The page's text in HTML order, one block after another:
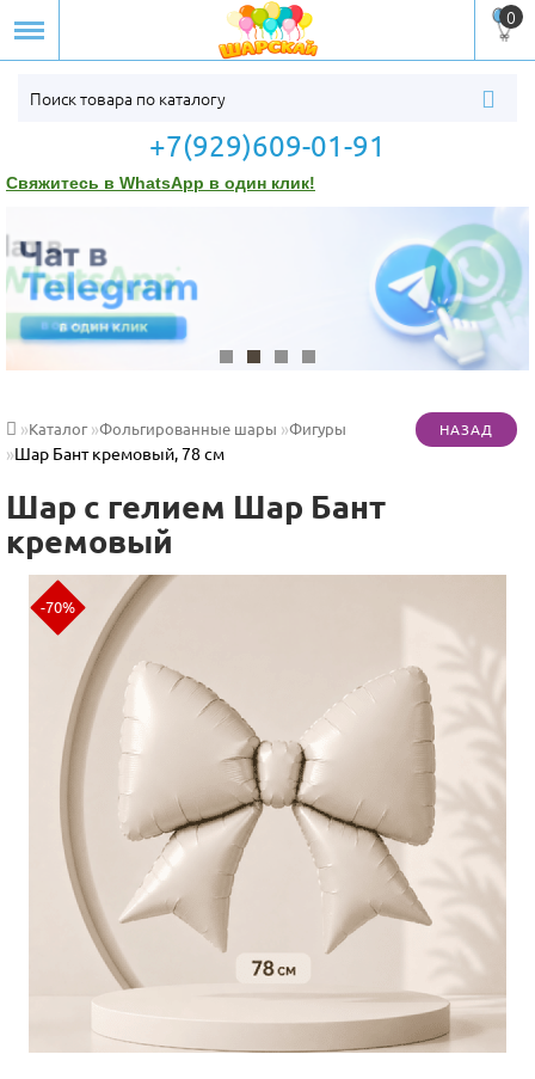
0
+7(929)609-01-91
Свяжитесь в WhatsApp в один клик!
Каталог Фольгированные шары Фигуры
Шар Бант кремовый, 78 см
Шар с гелием Шар Бант
кремовый
-70%